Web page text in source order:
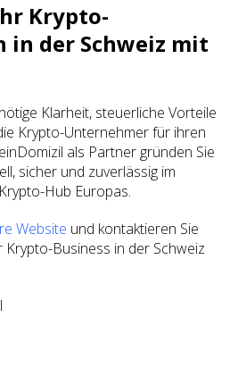
Krypto-
in der Schweiz mit
Klarheit, steuerliche Vorteile
Krypto-Unternehmer für ihren
als Partner gründen Sie
sicher und zuverlässig im
Hub Europas.
Website und kontaktieren Sie
Business in der Schweiz